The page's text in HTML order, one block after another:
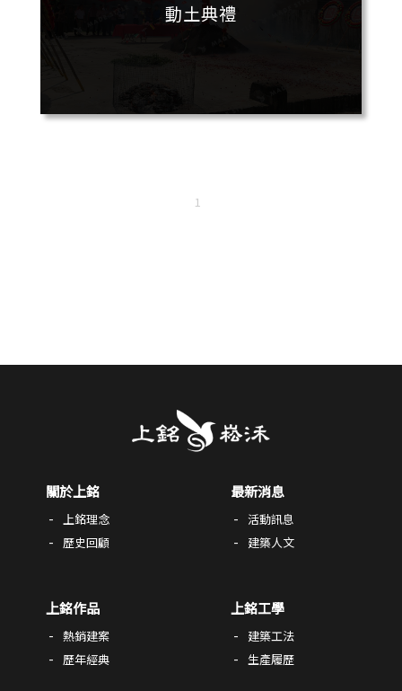
動土典禮
1
關於上銘
上銘理念
歷史回顧
最新消息
活動訊息
建築人文
上銘作品
熱銷建案
歷年經典
上銘工學
建築工法
生產履歷